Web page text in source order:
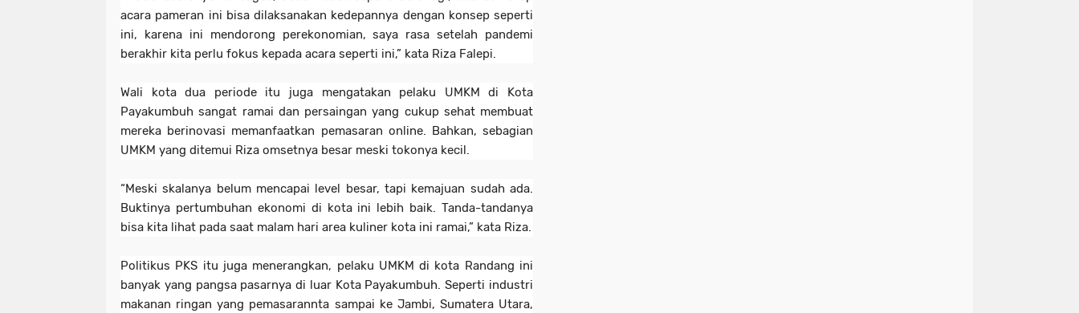
acara pameran ini bisa dilaksanakan kedepannya dengan konsep seperti
ini, karena ini mendorong perekonomian, saya rasa setelah pandemi
berakhir kita perlu fokus kepada acara seperti ini,” kata Riza Falepi.
Wali kota dua periode itu juga mengatakan pelaku UMKM di Kota
Payakumbuh sangat ramai dan persaingan yang cukup sehat membuat
mereka berinovasi memanfaatkan pemasaran online. Bahkan, sebagian
UMKM yang ditemui Riza omsetnya besar meski tokonya kecil.
“Meski skalanya belum mencapai level besar, tapi kemajuan sudah ada.
Buktinya pertumbuhan ekonomi di kota ini lebih baik. Tanda-tandanya
bisa kita lihat pada saat malam hari area kuliner kota ini ramai,” kata Riza.
Politikus PKS itu juga menerangkan, pelaku UMKM di kota Randang ini
banyak yang pangsa pasarnya di luar Kota Payakumbuh. Seperti industri
makanan ringan yang pemasarannta sampai ke Jambi, Sumatera Utara,